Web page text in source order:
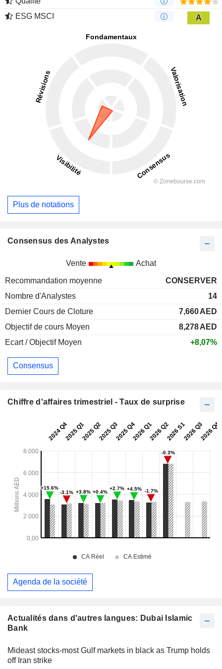
Actualités dans d'autres langues: Dubai Islamic
Bank
Mideast stocks-most Gulf markets in black as Trump holds
off Iran strike
ESG MSCI
A
Plus de notations
Consensus des Analystes
Vente Achat
Recommandation moyenne
CONSERVER
Nombre d'Analystes
14
Dernier Cours de Cloture
7,660AED
Objectif de cours Moyen
8,278AED
Ecart / Objectif Moyen
+8,07%
Consensus
Chiffre d'affaires trimestriel - Taux de surprise
Agenda de la société